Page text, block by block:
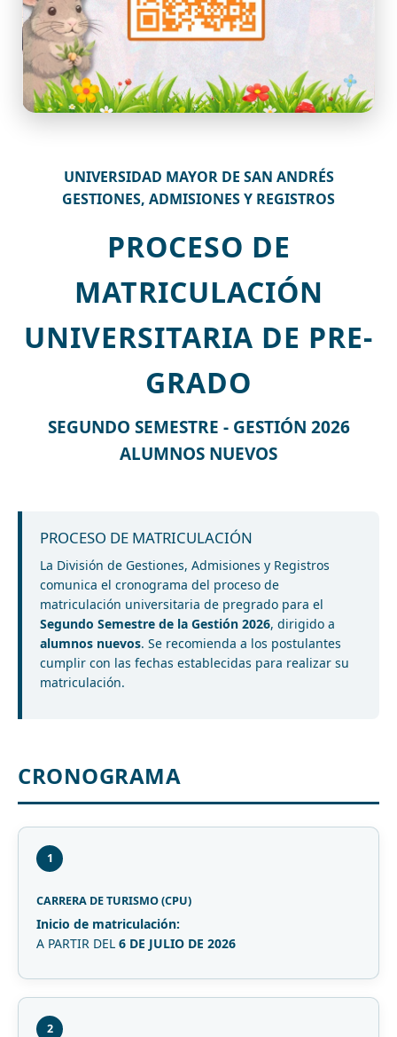
UNIVERSIDAD MAYOR DE SAN ANDRÉS
GESTIONES, ADMISIONES Y REGISTROS
PROCESO DE
MATRICULACIÓN
UNIVERSITARIA DE PRE-
GRADO
SEGUNDO SEMESTRE - GESTIÓN 2026
ALUMNOS NUEVOS
PROCESO DE MATRICULACIÓN
La División de Gestiones, Admisiones y Registros
comunica el cronograma del proceso de
matriculación universitaria de pregrado para el
Segundo Semestre de la Gestión 2026, dirigido a
alumnos nuevos. Se recomienda a los postulantes
cumplir con las fechas establecidas para realizar su
matriculación.
CRONOGRAMA
1
CARRERA DE TURISMO (CPU)
Inicio de matriculación:
A PARTIR DEL 6 DE JULIO DE 2026
2